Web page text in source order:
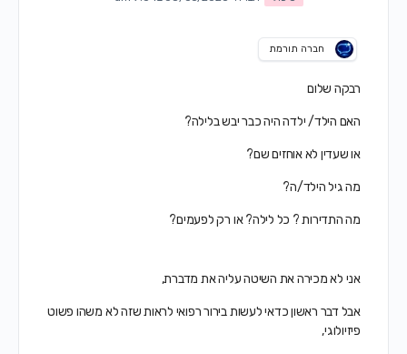
חברה תורמת
רבקה שלום
האם הילד/ ילדה היה כבר יבש בלילה?
או שעדין לא אוחזים שם?
מה גיל הילד/ה?
מה התדירות ? כל לילה? או רק לפעמים?
אני לא מכירה את השיטה עליה את מדברת,
אבל דבר ראשון כדאי לעשות בירור רפואי לראות שזה לא משהו פשוט
פיזיולוגי,